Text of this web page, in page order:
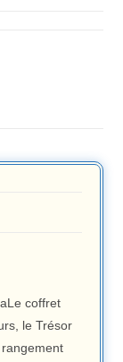
coffret
le Trésor